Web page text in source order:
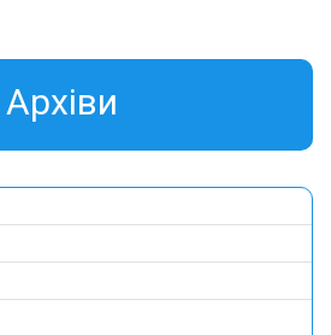
Aрхіви